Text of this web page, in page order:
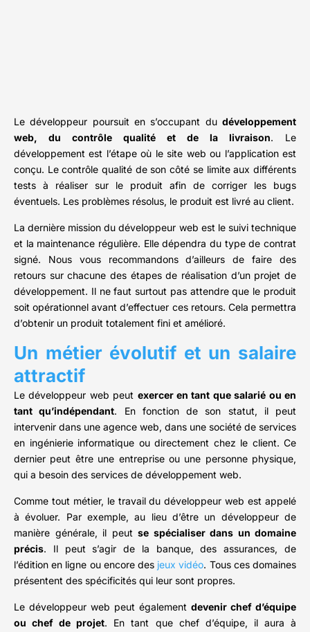
Le développeur poursuit en s’occupant du développement
web, du contrôle qualité et de la livraison. Le
développement est l’étape où le site web ou l’application est
conçu. Le contrôle qualité de son côté se limite aux différents
tests à réaliser sur le produit afin de corriger les bugs
éventuels. Les problèmes résolus, le produit est livré au client.
La dernière mission du développeur web est le suivi technique
et la maintenance régulière. Elle dépendra du type de contrat
signé. Nous vous recommandons d’ailleurs de faire des
retours sur chacune des étapes de réalisation d’un projet de
développement. Il ne faut surtout pas attendre que le produit
soit opérationnel avant d’effectuer ces retours. Cela permettra
d’obtenir un produit totalement fini et amélioré.
Un métier évolutif et un salaire
attractif
Le développeur web peut exercer en tant que salarié ou en
tant qu’indépendant. En fonction de son statut, il peut
intervenir dans une agence web, dans une société de services
en ingénierie informatique ou directement chez le client. Ce
dernier peut être une entreprise ou une personne physique,
qui a besoin des services de développement web.
Comme tout métier, le travail du développeur web est appelé
à évoluer. Par exemple, au lieu d’être un développeur de
manière générale, il peut se spécialiser dans un domaine
précis. Il peut s’agir de la banque, des assurances, de
l’édition en ligne ou encore des jeux vidéo. Tous ces domaines
présentent des spécificités qui leur sont propres.
Le développeur web peut également devenir chef d’équipe
ou chef de projet. En tant que chef d’équipe, il aura à